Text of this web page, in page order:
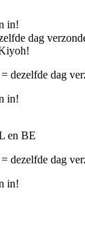
in!
dag
dezelfde dag
in!
en BE
dezelfde dag
in!